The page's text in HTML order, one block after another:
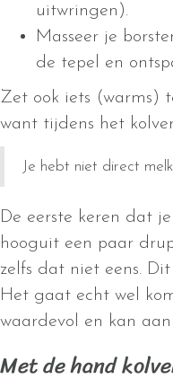
uitwringen).
Masseer je
de tepel en
Zet ook iets (warms)
want tijdens het
Je hebt niet direct
De eerste keren dat
hooguit een paar
zelfs dat niet eens.
Het gaat echt wel
waardevol en kan
Met de hand